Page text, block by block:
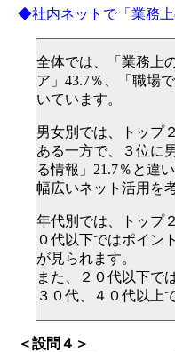
◆社内ネットで「業務
全体では、「業務上
ア」43.7％、「職場
いています。
男女別では、トップ
ある一方で、３位に
る情報」21.7％と違
幅広いネット活用を
年代別では、トップ
０代以下ではポイン
が見られます。
また、２０代以下で
３０代、４０代以上
＜設問４＞